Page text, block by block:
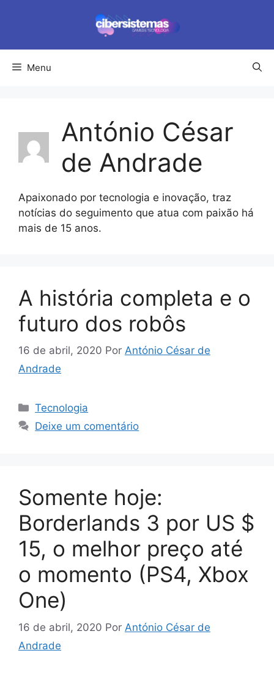
conteúdo
Menu
António César
de Andrade
Apaixonado por tecnologia e inovação, traz
notícias do seguimento que atua com paixão há
mais de 15 anos.
A história completa e o
futuro dos robôs
16 de abril, 2020 Por António César de
Andrade
Categorias
Tecnologia
Deixe um comentário
Somente hoje:
Borderlands 3 por US $
15, o melhor preço até
o momento (PS4, Xbox
One)
16 de abril, 2020 Por António César de
Andrade